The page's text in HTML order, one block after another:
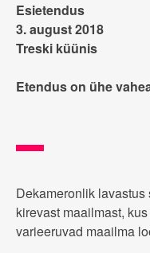
Esietendus
3. august 2018
Treski küünis
Etendus on ühe
Dekameronlik
kirevast maailmast,
varieeruvad maailma